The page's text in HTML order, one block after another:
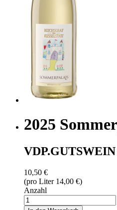
2025
VDP.GUTSWEIN
10,50 €
(pro Liter 14,00 €)
Anzahl